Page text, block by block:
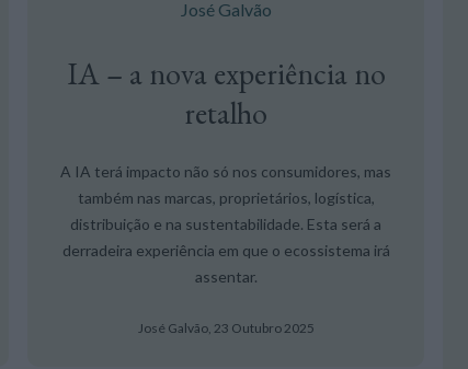
José Galvão
IA – a nova experiência no
retalho
A IA terá impacto não só nos consumidores, mas
também nas marcas, proprietários, logística,
distribuição e na sustentabilidade. Esta será a
derradeira experiência em que o ecossistema irá
assentar.
José Galvão, 23 Outubro 2025